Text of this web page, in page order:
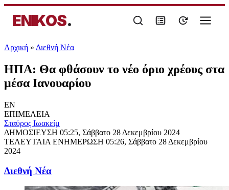
ENIKOS.
Αρχική » Διεθνή Νέα
ΗΠΑ: Θα φθάσουν το νέο όριο χρέους στα
μέσα Ιανουαρίου
EN
ΕΠΙΜΕΛΕΙΑ
Σταύρος Ιωακείμ
ΔΗΜΟΣΙΕΥΣΗ 05:25, Σάββατο 28 Δεκεμβρίου 2024
ΤΕΛΕΥΤΑΙΑ ΕΝΗΜΕΡΩΣΗ 05:26, Σάββατο 28 Δεκεμβρίου
2024
Διεθνή Νέα